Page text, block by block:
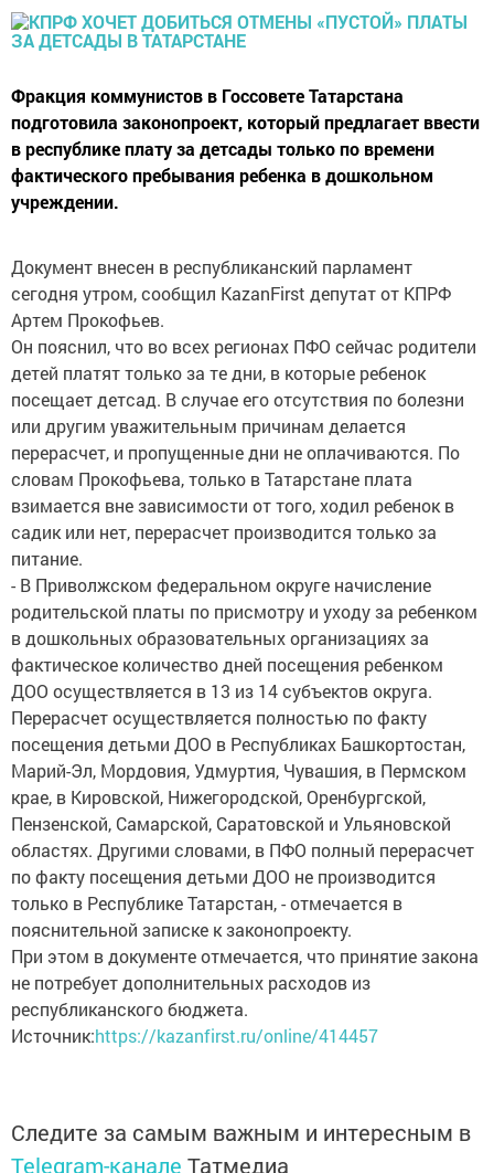
Фракция коммунистов в Госсовете Татарстана
подготовила законопроект, который предлагает ввести
в республике плату за детсады только по времени
фактического пребывания ребенка в дошкольном
учреждении.
Документ внесен в республиканский парламент
сегодня утром, сообщил KazanFirst депутат от КПРФ
Артем Прокофьев.
Он пояснил, что во всех регионах ПФО сейчас родители
детей платят только за те дни, в которые ребенок
посещает детсад. В случае его отсутствия по болезни
или другим уважительным причинам делается
перерасчет, и пропущенные дни не оплачиваются. По
словам Прокофьева, только в Татарстане плата
взимается вне зависимости от того, ходил ребенок в
садик или нет, перерасчет производится только за
питание.
- В Приволжском федеральном округе начисление
родительской платы по присмотру и уходу за ребенком
в дошкольных образовательных организациях за
фактическое количество дней посещения ребенком
ДОО осуществляется в 13 из 14 субъектов округа.
Перерасчет осуществляется полностью по факту
посещения детьми ДОО в Республиках Башкортостан,
Марий-Эл, Мордовия, Удмуртия, Чувашия, в Пермском
крае, в Кировской, Нижегородской, Оренбургской,
Пензенской, Самарской, Саратовской и Ульяновской
областях. Другими словами, в ПФО полный перерасчет
по факту посещения детьми ДОО не производится
только в Республике Татарстан, - отмечается в
пояснительной записке к законопроекту.
При этом в документе отмечается, что принятие закона
не потребует дополнительных расходов из
республиканского бюджета.
Источник:https://kazanfirst.ru/online/414457
Следите за самым важным и интересным в
Telegram-канале Татмедиа